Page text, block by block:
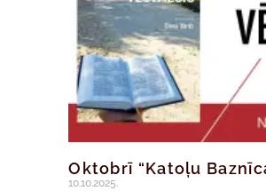
Oktobrī “Katoļu
10.10.2025.